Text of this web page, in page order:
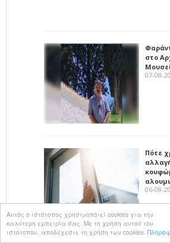
Αυτός ο ιστότοπος χρησιμοποιεί cookies για την
καλύτερη εμπειρία σας. Με τη χρήση αυτού του
ιστότοπου, αποδέχεστε τη χρήση των cookies.
στο
07-08-
Πότε
06-08-